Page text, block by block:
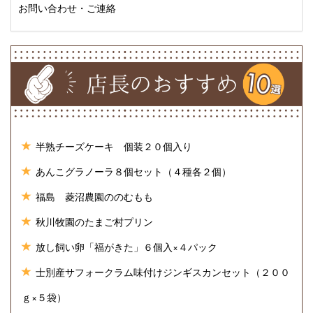
お問い合わせ・ご連絡
半熟チーズケーキ 個装２０個入り
あんこグラノーラ８個セット（４種各２個）
福島 菱沼農園ののむもも
秋川牧園のたまご村プリン
放し飼い卵「福がきた」６個入×４パック
士別産サフォークラム味付けジンギスカンセット（２００
ｇ×５袋）